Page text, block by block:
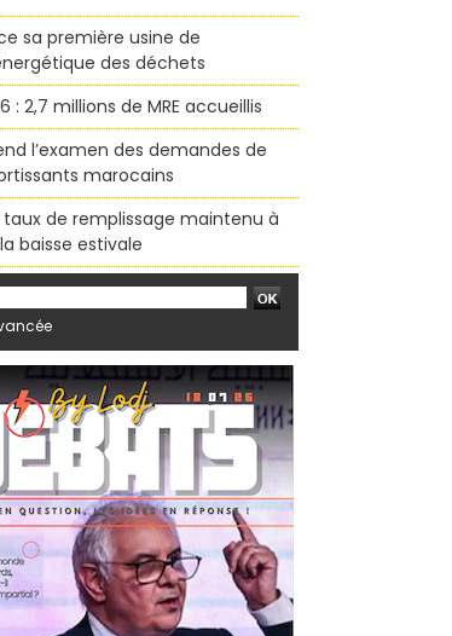
sa première usine de
des déchets
: 2,7 millions de MRE accueillis
l’examen des demandes de
marocains
taux de remplissage maintenu à
baisse estivale